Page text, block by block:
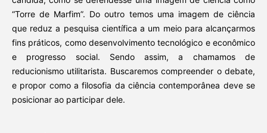
“Torre de Marfim”. Do outro temos uma imagem de ciência
que reduz a pesquisa científica a um meio para alcançarmos
fins práticos, como desenvolvimento tecnológico e econômico
e progresso social. Sendo assim, a chamamos de
reducionismo utilitarista. Buscaremos compreender o debate,
e propor como a filosofia da ciência contemporânea deve se
posicionar ao participar dele.